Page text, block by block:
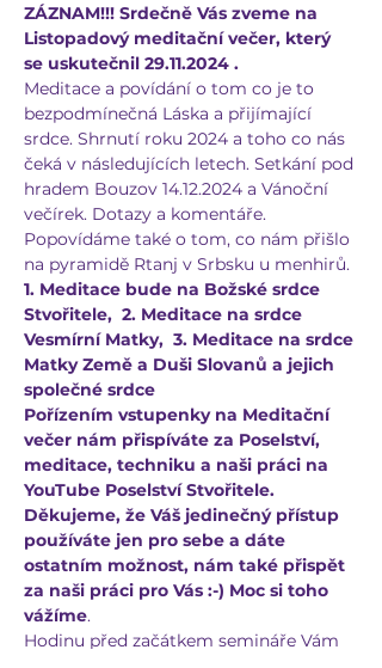
ZÁZNAM!!! Srdečně Vás zveme na
Listopadový meditační večer, který
se uskutečnil 29.11.2024 .
Meditace a povídání o tom co je to
bezpodmínečná Láska a přijímající
srdce. Shrnutí roku 2024 a toho co nás
čeká v následujících letech. Setkání pod
hradem Bouzov 14.12.2024 a Vánoční
večírek. Dotazy a komentáře.
Popovídáme také o tom, co nám přišlo
na pyramidě Rtanj v Srbsku u menhirů.
1. Meditace bude na Božské srdce
Stvořitele,  2. Meditace na srdce
Vesmírní Matky,  3. Meditace na srdce
Matky Země a Duši Slovanů a jejich
společné srdce
Pořízením vstupenky na Meditační
večer nám přispíváte za Poselství,
meditace, techniku a naši práci na
YouTube Poselství Stvořitele.
Děkujeme, že Váš jedinečný přístup
používáte jen pro sebe a dáte
ostatním možnost, nám také přispět
za naši práci pro Vás :-) Moc si toho
vážíme.
Hodinu před začátkem semináře Vám